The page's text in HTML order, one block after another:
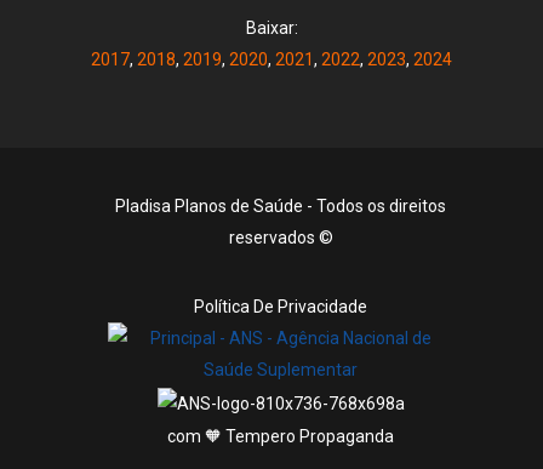
Baixar:
2017, 2018, 2019, 2020, 2021, 2022, 2023, 2024
Pladisa Planos de Saúde - Todos os direitos
reservados ©
Política De Privacidade
com 🧡 Tempero Propaganda